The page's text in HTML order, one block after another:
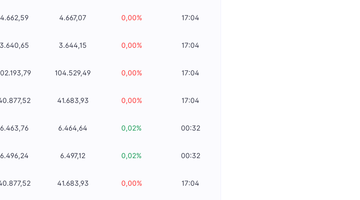
4.662,59 4.667,07 0,00% 17:04
3.640,65 3.644,15 0,00% 17:04
104.529,49 0,00% 17:04
41.683,93 0,00% 17:04
6.463,76 6.464,64 0,02% 00:32
6.496,24 6.497,12 0,02% 00:32
41.683,93 0,00% 17:04